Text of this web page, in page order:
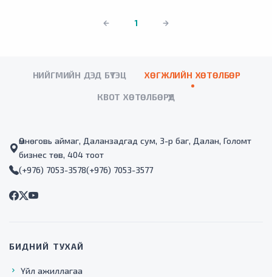
1
НИЙГМИЙН ДЭД БҮТЭЦ ХӨГЖЛИЙН ХӨТӨЛБӨР
КВОТ ХӨТӨЛБӨРҮҮД
Өмнөговь аймаг, Даланзадгад сум, 3-р баг, Далан, Голомт
бизнес төв, 404 тоот
(+976) 7053-3578(+976) 7053-3577
БИДНИЙ ТУХАЙ
Үйл ажиллагаа